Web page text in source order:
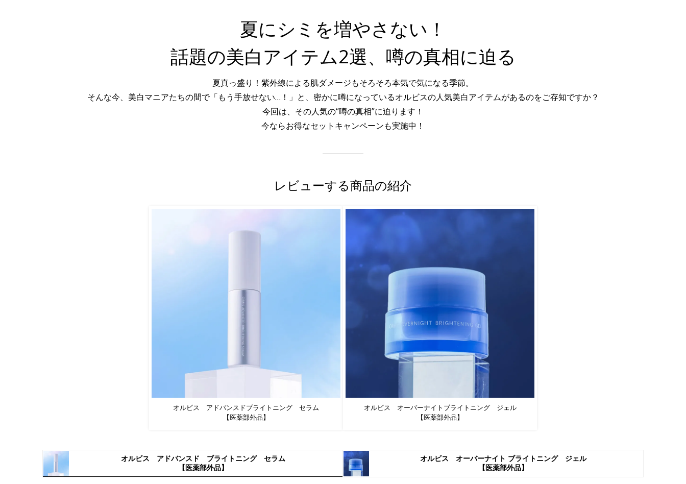
夏にシミを増やさない！
話題の美白アイテム2選、 噂の真相に迫る
夏真っ盛り！紫外線による肌ダメージもそろそろ本気で気になる季節。
そんな今、美白マニアたちの間で「もう手放せない…！」と、密かに噂になっているオルビスの人気美白アイテムがあるのをご存知ですか？
今回は、その人気の“噂の真相”に迫ります！
今ならお得なセットキャンペーンも実施中！
レビューする商品の紹介
オルビス アドバンスドブライトニング セラム
【医薬部外品】
オルビス オーバーナイト ブライトニング ジェル
【医薬部外品】
オルビス アドバンスド ブライトニング セラム
【医薬部外品】
オルビス オーバーナイト ブライトニング ジェル
【医薬部外品】